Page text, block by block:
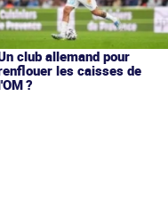
club allemand pour
les caisses de
?